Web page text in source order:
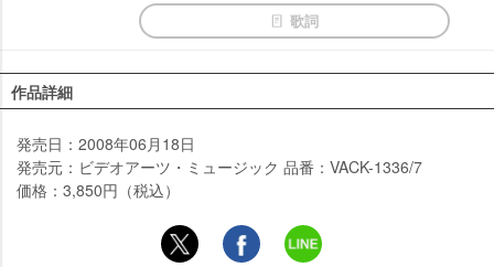
歌詞
作品詳細
発売日：2008年06月18日
発売元：ビデオアーツ・ミュージック 品番：VACK-1336/7
価格：3,850円（税込）